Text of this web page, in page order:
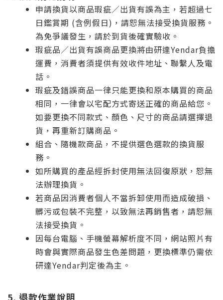
申請換貨以商品瑕疵／出貨有誤為主，若超過七
日鑑賞期 (含例假日)，請恕無法接受換貨服務。
為免爭議發生，請於到貨後確實驗收。
瑕疵品／出貨有誤商品更換將由研達Yendar負擔
運費，消費者須提供有效收件地址、聯繫人及電
話。
瑕疵及錯誤商品一律只能更換和原本購買的商品
相同，一律會以宅配方式寄送正確的商品給您。
如要更換不同款式、顏色、尺寸的商品請選擇退
貨，再重新訂購商品。
組合、隨機款商品，不提供選色選款的換貨服
務。
如所購買的產品經拆封使用無法回復原狀，恕無
法辦理換貨。
若商品因消費者個人不當拆卸使用而造成破損、
髒污或包裝不完整，以致無法再銷售者，請恕無
法接受換貨。
因每台電腦、手機螢幕解析度不同，網站照片有
時會與實際商品發生色差問題，更換標準仍需依
研達Yendar判定後為主。
5. 退款作業說明